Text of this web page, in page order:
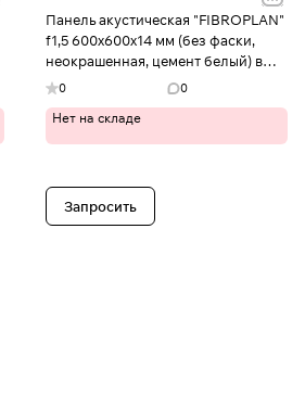
Панель акустическая "FIBROPLAN"
f1,5 600х600х14 мм (без фаски,
неокрашенная, цемент белый) в
Иваново
0 0
Нет на складе
Запросить